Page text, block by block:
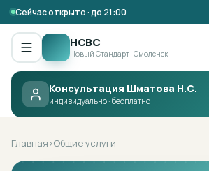
Сейчас открыто · до 21:00
НСВС
Новый Стандарт · Смоленск
Консультация Шматова Н.С.
индивидуально · бесплатно
НСВС ·ОБЩИЕ
Главная›Общие услуги